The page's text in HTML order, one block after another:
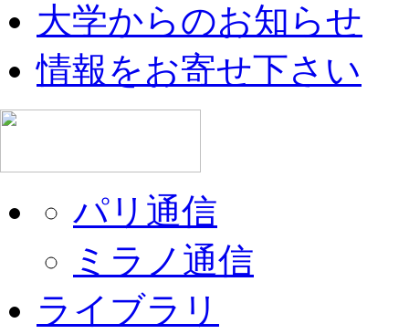
大学からのお知らせ
情報をお寄せ下さい
パリ通信
ミラノ通信
ライブラリ